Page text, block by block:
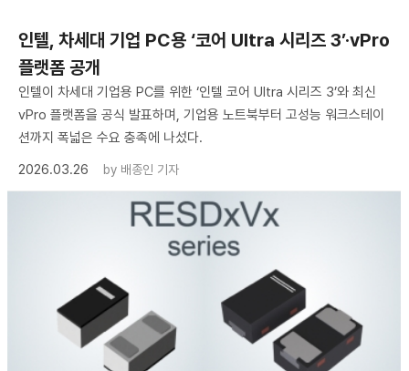
인텔, 차세대 기업 PC용 ‘코어 Ultra 시리즈 3’·vPro
플랫폼 공개
인텔이 차세대 기업용 PC를 위한 ‘인텔 코어 Ultra 시리즈 3’와 최신
vPro 플랫폼을 공식 발표하며, 기업용 노트북부터 고성능 워크스테이
션까지 폭넓은 수요 충족에 나섰다.
2026.03.26
by 배종인 기자